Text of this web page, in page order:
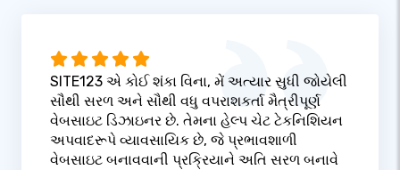
SITE123 એ કોઈ શંકા વિના, મેં અત્યાર સુધી જોયેલી
સૌથી સરળ અને સૌથી વધુ વપરાશકર્તા મૈત્રીપૂર્ણ
વેબસાઇટ ડિઝાઇનર છે. તેમના હેલ્પ ચેટ ટેકનિશિયન
અપવાદરૂપે વ્યાવસાયિક છે, જે પ્રભાવશાળી
વેબસાઇટ બનાવવાની પ્રક્રિયાને અતિ સરળ બનાવે